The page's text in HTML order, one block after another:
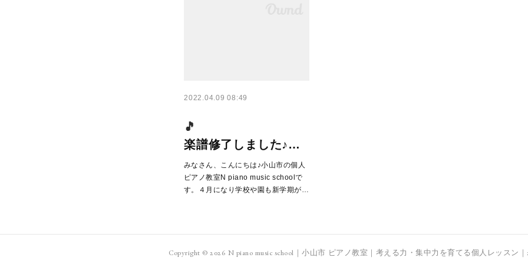
2022.04.09 08:49
楽譜修了しました♪…
みなさん、こんにちは♪小山市の個人
ピアノ教室N piano music schoolで
す。４月になり学校や園も新学期が…
Copyright ©2026 N piano music school｜小山市 ピアノ教室｜考える力・集中力を育てる個人レッスン